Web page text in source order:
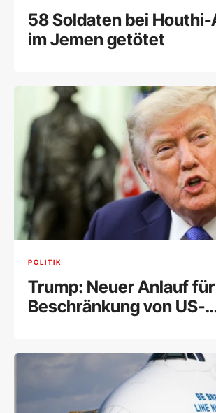
58 Soldaten bei
im Jemen getötet
POLITIK
Trump: Neuer Anlauf für
Beschränkung von US-